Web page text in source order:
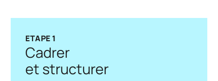
ETAPE 1
Cadrer
et structurer